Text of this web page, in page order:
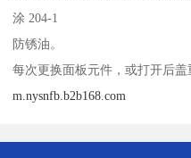
涂 204-1
防锈油。
每次更换面板元件，或打开后盖
m.nysnfb.b2b168.com